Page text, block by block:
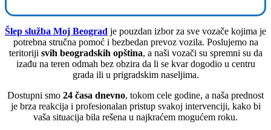
Šlep služba Moj Beograd je pouzdan izbor za sve vozače kojima je
potrebna stručna pomoć i bezbedan prevoz vozila. Poslujemo na
teritoriji svih beogradskih opština, a naši vozači su spremni su da
izađu na teren odmah bez obzira da li se kvar dogodio u centru
grada ili u prigradskim naseljima.
Dostupni smo 24 časa dnevno, tokom cele godine, a naša prednost
je brza reakcija i profesionalan pristup svakoj intervenciji, kako bi
vaša situacija bila rešena u najkraćem mogućem roku.